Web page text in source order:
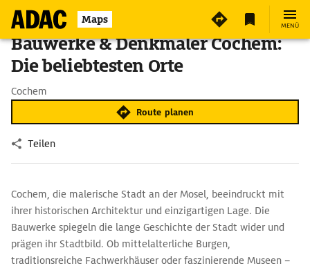
Maps MENÜ
Bauwerke & Denkmäler Cochem:
Die beliebtesten Orte
Cochem
Route planen
Teilen
Cochem, die malerische Stadt an der Mosel, beeindruckt mit
ihrer historischen Architektur und einzigartigen Lage. Die
Bauwerke spiegeln die lange Geschichte der Stadt wider und
prägen ihr Stadtbild. Ob mittelalterliche Burgen,
traditionsreiche Fachwerkhäuser oder faszinierende Museen –